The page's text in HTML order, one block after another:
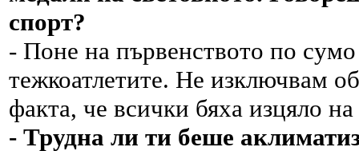
спорт?
- Поне на първенството по
тежкоатлетите. Не изключвам
факта, че всички бяха изцяло
- Трудна ли ти беше